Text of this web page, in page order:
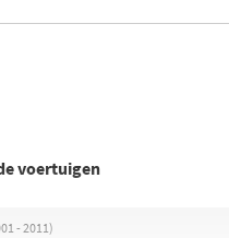
voertuigen
- 2011)